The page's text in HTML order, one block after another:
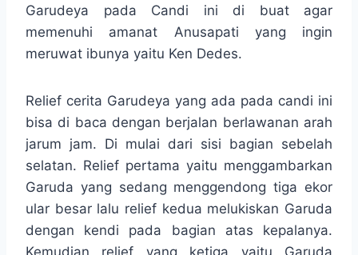
Garudeya pada Candi ini di buat agar
memenuhi amanat Anusapati yang ingin
meruwat ibunya yaitu Ken Dedes.
Relief cerita Garudeya yang ada pada candi ini
bisa di baca dengan berjalan berlawanan arah
jarum jam. Di mulai dari sisi bagian sebelah
selatan. Relief pertama yaitu menggambarkan
Garuda yang sedang menggendong tiga ekor
ular besar lalu relief kedua melukiskan Garuda
dengan kendi pada bagian atas kepalanya.